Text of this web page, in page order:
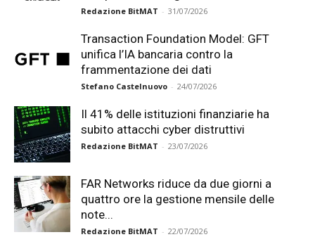
Redazione BitMAT - 31/07/2026
Transaction Foundation Model: GFT
unifica l’IA bancaria contro la
frammentazione dei dati
Stefano Castelnuovo - 24/07/2026
Il 41% delle istituzioni finanziarie ha
subito attacchi cyber distruttivi
Redazione BitMAT - 23/07/2026
FAR Networks riduce da due giorni a
quattro ore la gestione mensile delle
note...
Redazione BitMAT - 22/07/2026